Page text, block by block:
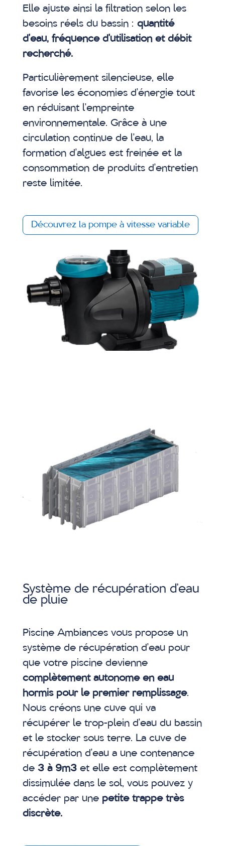
Elle ajuste ainsi la filtration selon les
besoins réels du bassin : quantité
d’eau, fréquence d’utilisation et débit
recherché.
Particulièrement silencieuse, elle
favorise les économies d’énergie tout
en réduisant l’empreinte
environnementale. Grâce à une
circulation continue de l’eau, la
formation d’algues est freinée et la
consommation de produits d’entretien
reste limitée.
Découvrez la pompe à vitesse variable
Système de récupération d’eau
de pluie
Piscine Ambiances vous propose un
système de récupération d’eau pour
que votre piscine devienne
complètement autonome en eau
hormis pour le premier remplissage.
Nous créons une cuve qui va
récupérer le trop-plein d’eau du bassin
et le stocker sous terre. La cuve de
récupération d’eau a une contenance
de 3 à 9m3et elle est complètement
dissimulée dans le sol, vous pouvez y
accéder par une petite trappe très
discrète.